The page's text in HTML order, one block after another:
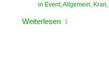
in Event,Allgemein, Kran,
Weiterlesen